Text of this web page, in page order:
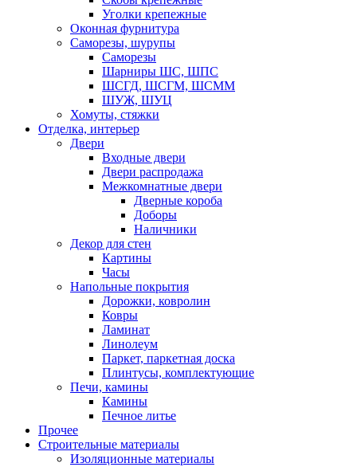
Уголки крепежные
Оконная фурнитура
Саморезы, шурупы
Саморезы
Шарниры ШС, ШПС
ШСГД, ШСГМ, ШСММ
ШУЖ, ШУЦ
Хомуты, стяжки
Отделка, интерьер
Двери
Входные двери
Двери распродажа
Межкомнатные двери
Дверные короба
Доборы
Наличники
Декор для стен
Картины
Часы
Напольные покрытия
Дорожки, ковролин
Ковры
Ламинат
Линолеум
Паркет, паркетная доска
Плинтусы, комплектующие
Печи, камины
Камины
Печное литье
Прочее
Строительные материалы
Изоляционные материалы